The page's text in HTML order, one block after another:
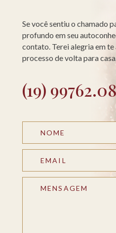
Se você sentiu o chamado
profundo em seu
contato. Terei alegria em
processo de volta para casa.
(19)